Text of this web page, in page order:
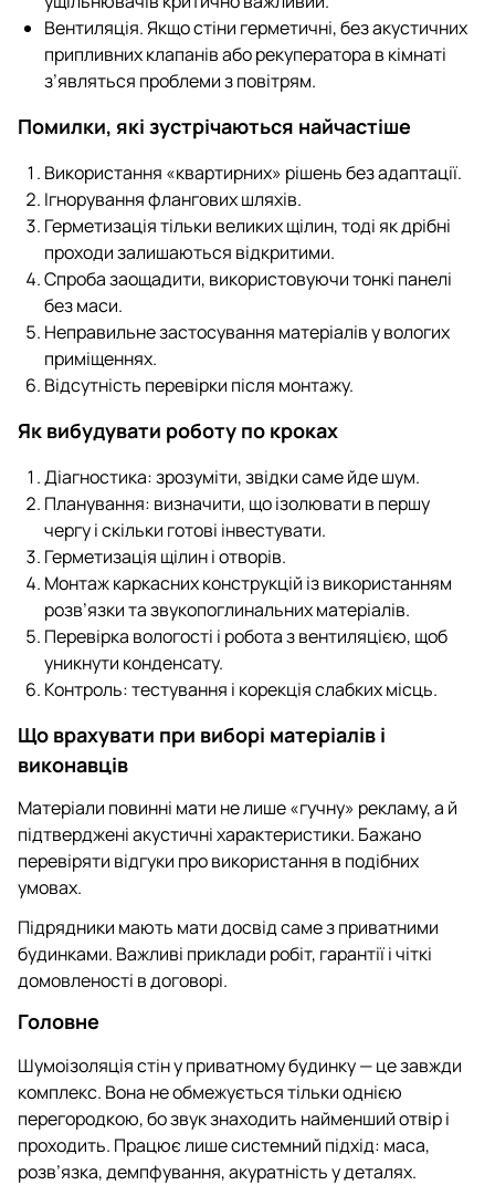
Вентиляція. Якщо стіни герметичні, без акустичних
припливних клапанів або рекуператора в кімнаті
з’являться проблеми з повітрям.
Помилки, які зустрічаються найчастіше
Використання «квартирних» рішень без адаптації.
Ігнорування флангових шляхів.
Герметизація тільки великих щілин, тоді як дрібні
проходи залишаються відкритими.
Спроба заощадити, використовуючи тонкі панелі
без маси.
Неправильне застосування матеріалів у вологих
приміщеннях.
Відсутність перевірки після монтажу.
Як вибудувати роботу по кроках
Діагностика: зрозуміти, звідки саме йде шум.
Планування: визначити, що ізолювати в першу
чергу і скільки готові інвестувати.
Герметизація щілин і отворів.
Монтаж каркасних конструкцій із використанням
розв’язки та звукопоглинальних матеріалів.
Перевірка вологості і робота з вентиляцією, щоб
уникнути конденсату.
Контроль: тестування і корекція слабких місць.
Що врахувати при виборі матеріалів і
виконавців
Матеріали повинні мати не лише «гучну» рекламу, а й
підтверджені акустичні характеристики. Бажано
перевіряти відгуки про використання в подібних
умовах.
Підрядники мають мати досвід саме з приватними
будинками. Важливі приклади робіт, гарантії і чіткі
домовленості в договорі.
Головне
Шумоізоляція стін у приватному будинку — це завжди
комплекс. Вона не обмежується тільки однією
перегородкою, бо звук знаходить найменший отвір і
проходить. Працює лише системний підхід: маса,
розв’язка, демпфування, акуратність у деталях.